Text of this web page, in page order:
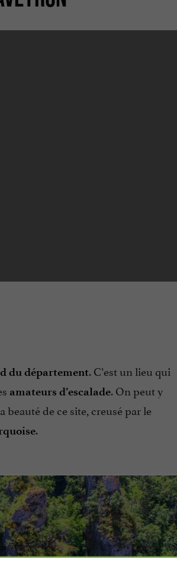
du département. C’est un lieu qui
amateurs d’escalade. On peut y
beauté de ce site, creusé par le
.